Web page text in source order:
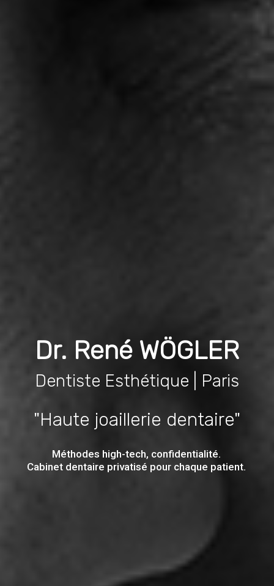
Dentiste Esthétique | Paris
"Haute joaillerie dentaire"
Dr. René WÖGLER
Méthodes high-tech, confidentialité.
Cabinet dentaire privatisé pour chaque patient.